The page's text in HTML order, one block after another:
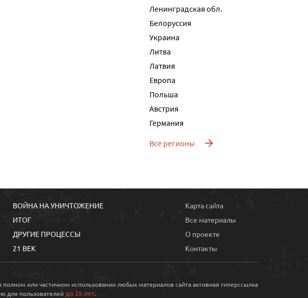
Ленинградская обл.
Белоруссия
Украина
Литва
Латвия
Европа
Польша
Австрия
Германия
Все регионы
ВОЙНА НА УНИЧТОЖЕНИЕ
ИТОГ
ДРУГИЕ ПРОЦЕССЫ
21 ВЕК
Карта сайта
Все материалы
О проекте
Контакты
или частичном использовании любых материалов сайта активная гиперссылка
для пользователейдо 18 лет.